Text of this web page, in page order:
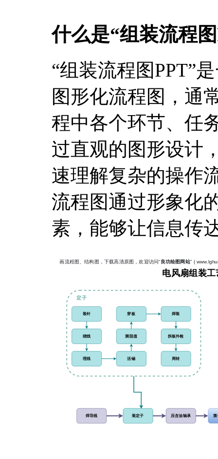
什么是“组装流程
“组装流程图PPT”
图形化流程图，通
程中各个环节、任
过直观的图形设计
速理解复杂的操作
流程图通过形象化
素，能够让信息传